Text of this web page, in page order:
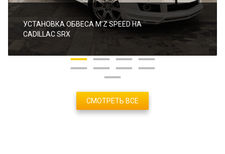
УСТАНОВКА ОБВЕСА M’Z SPEED НА
CADILLAC SRX
СМОТРЕТЬ ВСЕ